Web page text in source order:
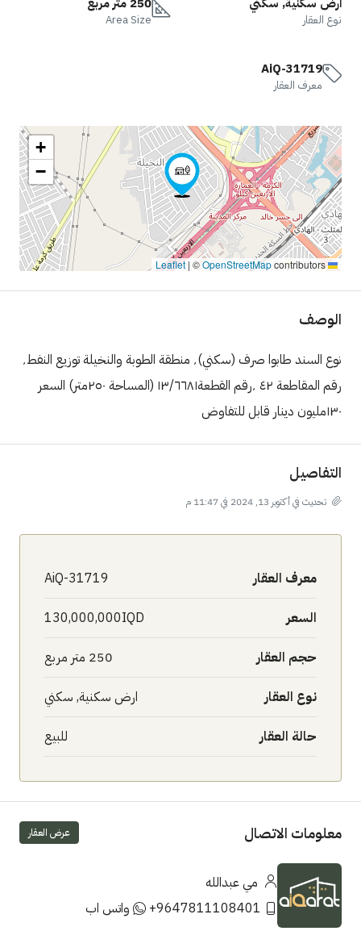
نوع العقار Area Size
AiQ-31719
معرف العقار
+
−
| ©OpenStreetMapcontributors
الوصف
نوع السند طابوا صرف (سكني)٬ منطقة الطوبة والنخيلة توزيع النفط٬
رقم المقاطعة ٤٢ ٬رقم القطعة١٣/٦٦٨١ (المساحة ٢٥٠متر) السعر
١٣٠مليون دينار قابل للتفاوض
التفاصيل
تحديث في أكتوبر 13, 2024 في 11:47 م
معرف العقار AiQ-31719
السعر 130,000,000IQD
حجم العقار 250 متر مربع
نوع العقار ارض سكنية, سكني
حالة العقار للبيع
معلومات الاتصال عرض العقار
مي عبدالله
+9647811108401
واتس اب